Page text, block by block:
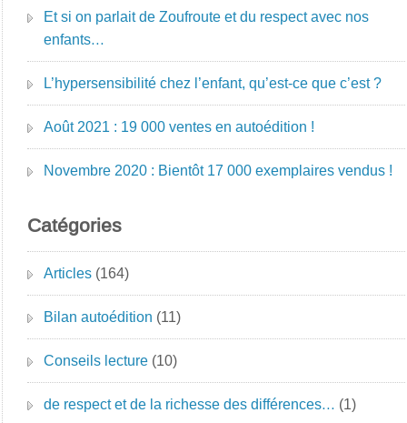
Et si on parlait de Zoufroute et du respect avec nos
enfants…
L’hypersensibilité chez l’enfant, qu’est-ce que c’est ?
Août 2021 : 19 000 ventes en autoédition !
Novembre 2020 : Bientôt 17 000 exemplaires vendus !
Catégories
Articles (164)
Bilan autoédition (11)
Conseils lecture (10)
de respect et de la richesse des différences… (1)